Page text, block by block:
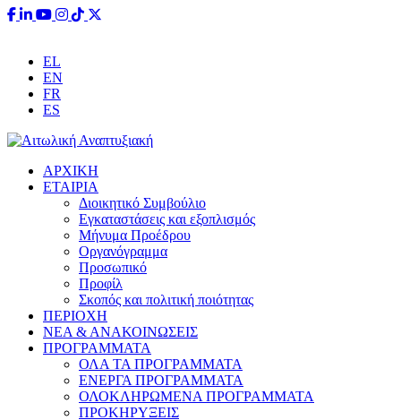
EL
EN
FR
ES
ΑΡΧΙΚΗ
ΕΤΑΙΡΙΑ
Διοικητικό Συμβούλιο
Εγκαταστάσεις και εξοπλισμός
Μήνυμα Προέδρου
Οργανόγραμμα
Προσωπικό
Προφίλ
Σκοπός και πολιτική ποιότητας
ΠΕΡΙΟΧΗ
ΝΕΑ & ΑΝΑΚΟΙΝΩΣΕΙΣ
ΠΡΟΓΡΑΜΜΑΤΑ
ΟΛΑ ΤΑ ΠΡΟΓΡΑΜΜΑΤΑ
ΕΝΕΡΓΑ ΠΡΟΓΡΑΜΜΑΤΑ
ΟΛΟΚΛΗΡΩΜΕΝΑ ΠΡΟΓΡΑΜΜΑΤΑ
ΠΡΟΚΗΡΥΞΕΙΣ